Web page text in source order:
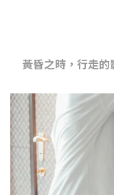
黃昏之時，行走